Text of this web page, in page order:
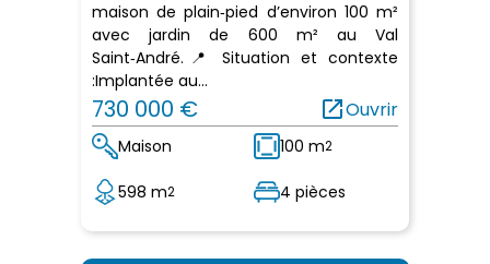
maison de plain‑pied d’environ 100 m²
avec jardin de 600 m² au Val
Saint‑André.📍 Situation et contexte
:Implantée au...
730 000 € open_in_newOuvrir
Maison 100 m2
598 m2 4 pièces